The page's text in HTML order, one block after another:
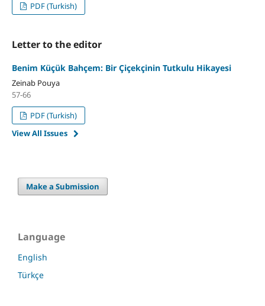
PDF (Turkish)
Letter to the editor
Benim Küçük Bahçem: Bir Çiçekçinin Tutkulu Hikayesi
Zeinab Pouya
57-66
PDF (Turkish)
View All Issues
Make a Submission
Language
English
Türkçe